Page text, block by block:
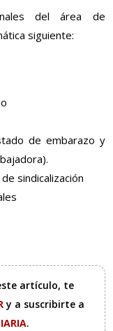
del área de
siguiente:
de embarazo y
sindicalización
artículo, te
y a suscribirte a
.